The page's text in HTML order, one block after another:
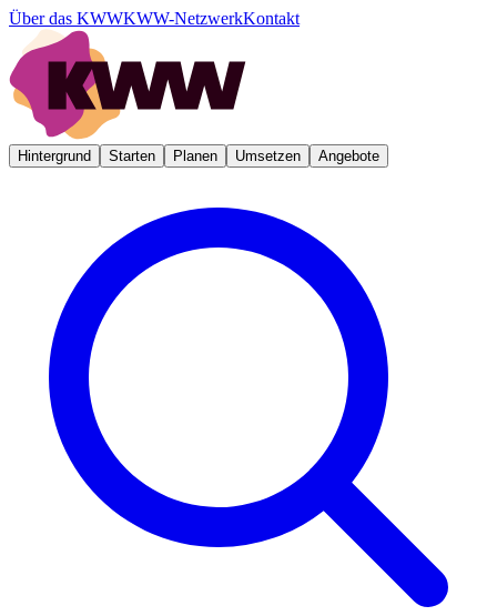
Über das KWWKWW-NetzwerkKontakt
Hintergrund Starten Planen Umsetzen Angebote